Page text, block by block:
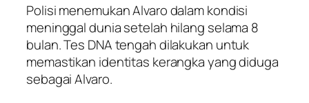
Polisi menemukan Alvaro dalam kondisi
meninggal dunia setelah hilang selama 8
bulan. Tes DNA tengah dilakukan untuk
memastikan identitas kerangka yang diduga
sebagai Alvaro.